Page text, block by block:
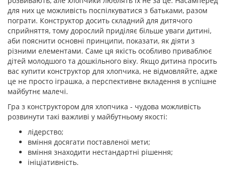
для них це можливість поспілкуватися з батьками, разом
пограти. Конструктор досить складний для дитячого
сприйняття, тому дорослий приділяє більше уваги дитині,
аби пояснити основні принципи, показати, як діяти з
різними елементами. Саме ця якість особливо приваблює
дітей молодшого та дошкільного віку. Якщо дитина просить
вас купити конструктор для хлопчика, не відмовляйте, адже
це не просто іграшка, а перспективне вкладення в успішне
майбутнє малечі.
Гра з конструктором для хлопчика - чудова можливість
розвинути такі важливі у майбутньому якості:
лідерство;
вміння досягати поставленої мети;
вміння знаходити нестандартні рішення;
ініціативність.